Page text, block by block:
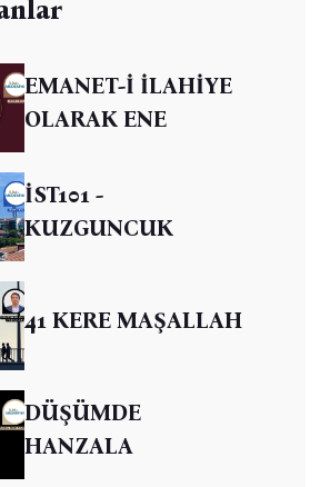
EMANET-İ İLAHİYE
OLARAK ENE
İST101 -
KUZGUNCUK
41 KERE MAŞALLAH
DÜŞÜMDE
HANZALA